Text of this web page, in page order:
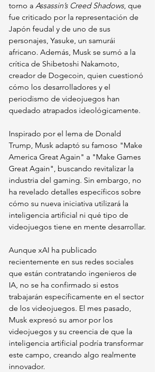
torno a Assassin’s Creed Shadows, que
fue criticado por la representación de
Japón feudal y de uno de sus
personajes, Yasuke, un samurái
africano. Además, Musk se sumó a la
crítica de Shibetoshi Nakamoto,
creador de Dogecoin, quien cuestionó
cómo los desarrolladores y el
periodismo de videojuegos han
quedado atrapados ideológicamente.
Inspirado por el lema de Donald
Trump, Musk adaptó su famoso "Make
America Great Again" a "Make Games
Great Again", buscando revitalizar la
industria del gaming. Sin embargo, no
ha revelado detalles específicos sobre
cómo su nueva iniciativa utilizará la
inteligencia artificial ni qué tipo de
videojuegos tiene en mente desarrollar.
Aunque xAI ha publicado
recientemente en sus redes sociales
que están contratando ingenieros de
IA, no se ha confirmado si estos
trabajarán específicamente en el sector
de los videojuegos. El mes pasado,
Musk expresó su amor por los
videojuegos y su creencia de que la
inteligencia artificial podría transformar
este campo, creando algo realmente
innovador.